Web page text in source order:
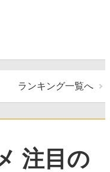
ランキング一覧へ
注目の